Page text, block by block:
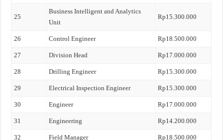
25
Business Intelligent and Analytics
Unit
Rp15.300.000
26 Control Engineer Rp18.500.000
27 Division Head Rp17.000.000
28 Drilling Engineer Rp15.300.000
29 Electrical Inspection Engineer Rp15.300.000
30 Engineer Rp17.000.000
31 Engineering Rp14.200.000
32 Field Manager Rp18.500.000